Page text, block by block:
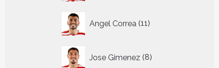
Angel Correa 11
producten
Jose Gimenez 8
producten